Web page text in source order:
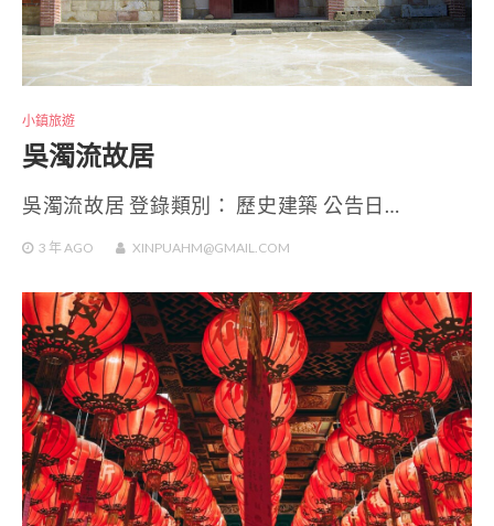
小鎮旅遊
吳濁流故居
吳濁流故居 登錄類別： 歷史建築 公告日…
3 年AGO XINPUAHM@GMAIL.COM